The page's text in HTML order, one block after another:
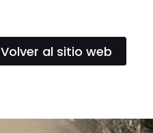
Volver al sitio web